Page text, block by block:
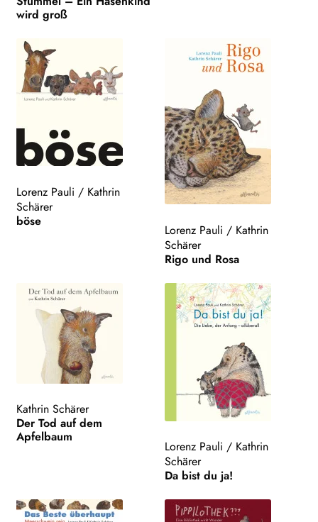
wird groß
Lorenz Pauli / Kathrin
Schärer
böse
Lorenz Pauli / Kathrin
Schärer
Rigo und Rosa
Kathrin Schärer
Der Tod auf dem
Apfelbaum
Lorenz Pauli / Kathrin
Schärer
Da bist du ja!